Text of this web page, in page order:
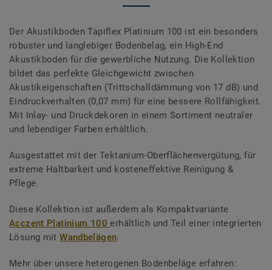
Der Akustikboden Tapiflex Platinium 100 ist ein besonders
robuster und langlebiger Bodenbelag, ein High-End
Akustikboden für die gewerbliche Nutzung. Die Kollektion
bildet das perfekte Gleichgewicht zwischen
Akustikeigenschaften (Trittschalldämmung von 17 dB) und
Eindruckverhalten (0,07 mm) für eine bessere Rollfähigkeit.
Mit Inlay- und Druckdekoren in einem Sortiment neutraler
und lebendiger Farben erhältlich.
Ausgestattet mit der Tektanium-Oberflächenvergütung, für
extreme Haltbarkeit und kosteneffektive Reinigung &
Pflege.
Diese Kollektion ist außerdem als Kompaktvariante
Acczent Platinium 100 erhältlich und Teil einer integrierten
Lösung mitWandbelägen.
Mehr über unsere heterogenen Bodenbeläge erfahren: